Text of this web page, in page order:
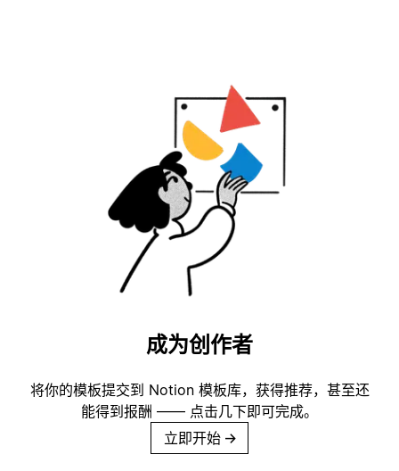
成为创作者
将你的模板提交到 Notion 模板库，获得推荐，甚至还
能得到报酬 —— 点击几下即可完成。
立即开始 →